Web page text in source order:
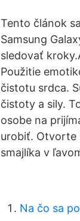
Tento článok
Samsung
sledovať
Použitie
čistotu srdca.
čistoty a sily.
osobe na
urobiť. Otvorte
smajlíka v
Na čo sa